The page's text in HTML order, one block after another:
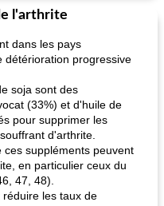
l'arthrite
dans les pays
détérioration progressive
soja sont des
(33%) et d'huile de
pour supprimer les
d'arthrite.
ces suppléments peuvent
en particulier ceux du
47, 48).
les taux de